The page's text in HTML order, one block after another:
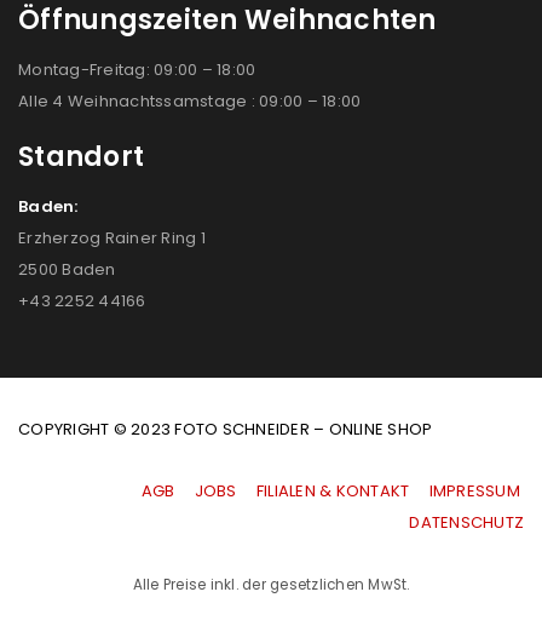
Öffnungszeiten Weihnachten
Montag-Freitag: 09:00 – 18:00
Alle 4 Weihnachtssamstage : 09:00 – 18:00
Standort
Baden:
Erzherzog Rainer Ring 1
2500 Baden
+43 2252 44166
COPYRIGHT © 2023 FOTO SCHNEIDER – ONLINE SHOP
AGB JOBS FILIALEN & KONTAKT
IMPRESSUM
|DATENSCHUTZ
Alle Preise inkl. der gesetzlichen MwSt.